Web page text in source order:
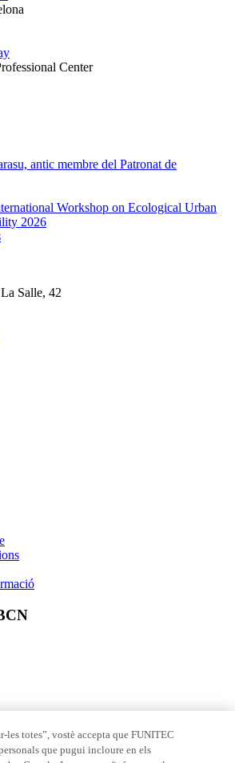
Center
antic membre del Patronat de
Workshop on Ecological Urban
2026
Salle, 42
les totes”, vostè accepta que FUNITEC
que pugui incloure en els